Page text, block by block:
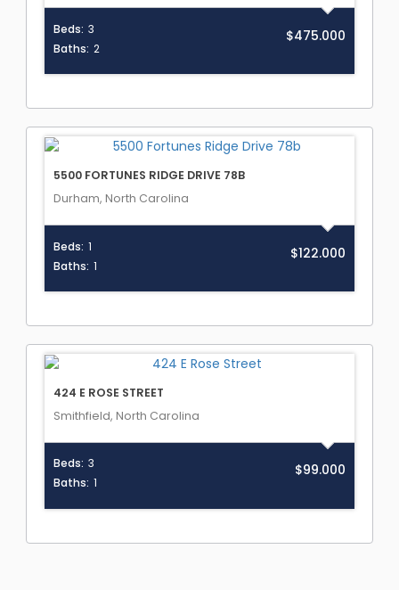
Beds: 3
Baths: 2
$475.000
5500 FORTUNES RIDGE DRIVE 78B
Durham, North Carolina
Beds: 1
Baths: 1
$122.000
424 E ROSE STREET
Smithfield, North Carolina
Beds: 3
Baths: 1
$99.000